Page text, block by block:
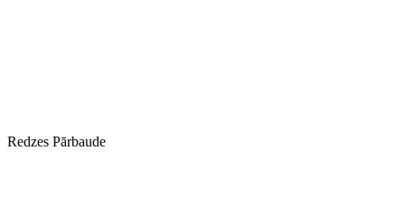
Redzes Pārbaude